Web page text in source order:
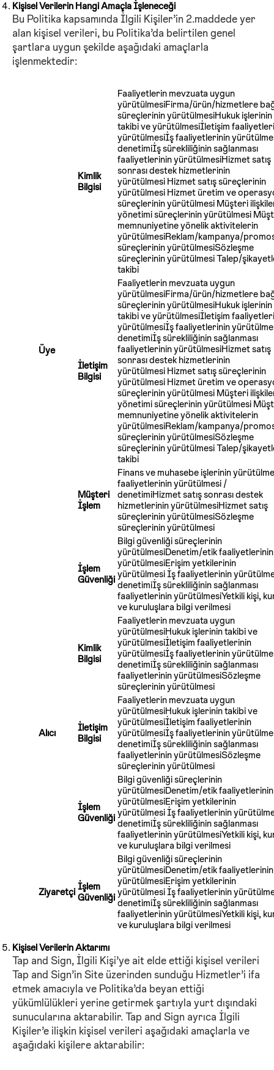
Kişisel Verilerin Hangi Amaçla İşleneceği
Bu Politika kapsamında İlgili Kişiler’in 2.maddede yer
alan kişisel verileri, bu Politika’da belirtilen genel
şartlara uygun şekilde aşağıdaki amaçlarla
işlenmektedir:
Üye
Kimlik
Bilgisi
Faaliyetlerin mevzuata uygun
yürütülmesiFirma/ürün/hizmetlere
süreçlerinin yürütülmesiHukuk işlerinin
takibi ve yürütülmesiİletişim
yürütülmesiİş faaliyetlerinin
denetimiİş sürekliliğinin sağlanması
faaliyetlerinin yürütülmesiHizmet satış
sonrası destek hizmetlerinin
yürütülmesi Hizmet satış süreçlerinin
yürütülmesi Hizmet üretim ve
süreçlerinin yürütülmesi Müşteri
yönetimi süreçlerinin yürütülmesi
memnuniyetine yönelik aktivitelerin
yürütülmesiReklam/kampanya/
süreçlerinin yürütülmesiSözleşme
süreçlerinin yürütülmesi Talep/
takibi
İletişim
Bilgisi
Faaliyetlerin mevzuata uygun
yürütülmesiFirma/ürün/hizmetlere
süreçlerinin yürütülmesiHukuk işlerinin
takibi ve yürütülmesiİletişim
yürütülmesiİş faaliyetlerinin
denetimiİş sürekliliğinin sağlanması
faaliyetlerinin yürütülmesiHizmet satış
sonrası destek hizmetlerinin
yürütülmesi Hizmet satış süreçlerinin
yürütülmesi Hizmet üretim ve
süreçlerinin yürütülmesi Müşteri
yönetimi süreçlerinin yürütülmesi
memnuniyetine yönelik aktivitelerin
yürütülmesiReklam/kampanya/
süreçlerinin yürütülmesiSözleşme
süreçlerinin yürütülmesi Talep/
takibi
Müşteri
İşlem
Finans ve muhasebe işlerinin
faaliyetlerinin yürütülmesi /
denetimiHizmet satış sonrası destek
hizmetlerinin yürütülmesiHizmet satış
süreçlerinin yürütülmesiSözleşme
süreçlerinin yürütülmesi
İşlem
Güvenliği
Bilgi güvenliği süreçlerinin
yürütülmesiDenetim/etik faaliyetlerinin
yürütülmesiErişim yetkilerinin
yürütülmesi İş faaliyetlerinin
denetimiİş sürekliliğinin sağlanması
faaliyetlerinin yürütülmesiYetkili kişi,
ve kuruluşlara bilgi verilmesi
Alıcı
Kimlik
Bilgisi
Faaliyetlerin mevzuata uygun
yürütülmesiHukuk işlerinin takibi ve
yürütülmesiİletişim faaliyetlerinin
yürütülmesiİş faaliyetlerinin
denetimiİş sürekliliğinin sağlanması
faaliyetlerinin yürütülmesiSözleşme
süreçlerinin yürütülmesi
İletişim
Bilgisi
Faaliyetlerin mevzuata uygun
yürütülmesiHukuk işlerinin takibi ve
yürütülmesiİletişim faaliyetlerinin
yürütülmesiİş faaliyetlerinin
denetimiİş sürekliliğinin sağlanması
faaliyetlerinin yürütülmesiSözleşme
süreçlerinin yürütülmesi
İşlem
Güvenliği
Bilgi güvenliği süreçlerinin
yürütülmesiDenetim/etik faaliyetlerinin
yürütülmesiErişim yetkilerinin
yürütülmesi İş faaliyetlerinin
denetimiİş sürekliliğinin sağlanması
faaliyetlerinin yürütülmesiYetkili kişi,
ve kuruluşlara bilgi verilmesi
Ziyaretçiİşlem
Güvenliği
Bilgi güvenliği süreçlerinin
yürütülmesiDenetim/etik faaliyetlerinin
yürütülmesiErişim yetkilerinin
yürütülmesi İş faaliyetlerinin
denetimiİş sürekliliğinin sağlanması
faaliyetlerinin yürütülmesiYetkili kişi,
ve kuruluşlara bilgi verilmesi
Kişisel Verilerin Aktarımı
Tap and Sign, İlgili Kişi’ye ait elde ettiği kişisel verileri
Tap and Sign’in Site üzerinden sunduğu Hizmetler’i ifa
etmek amacıyla ve Politika’da beyan ettiği
yükümlülükleri yerine getirmek şartıyla yurt dışındaki
sunucularına aktarabilir. Tap and Sign ayrıca İlgili
Kişiler’e ilişkin kişisel verileri aşağıdaki amaçlarla ve
aşağıdaki kişilere aktarabilir: